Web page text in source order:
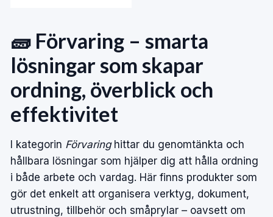
🧱 Förvaring – smarta
lösningar som skapar
ordning, överblick och
effektivitet
I kategorin Förvaringhittar du genomtänkta och
hållbara lösningar som hjälper dig att hålla ordning
i både arbete och vardag. Här finns produkter som
gör det enkelt att organisera verktyg, dokument,
utrustning, tillbehör och småprylar – oavsett om